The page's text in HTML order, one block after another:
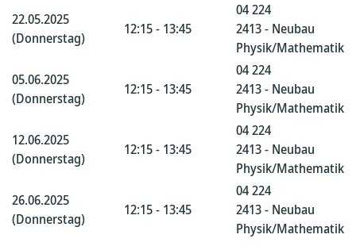
22.05.2025
(Donnerstag)
12:15 - 13:45
04 224
2413 - Neubau
Physik/Mathematik
05.06.2025
(Donnerstag)
12:15 - 13:45
04 224
2413 - Neubau
Physik/Mathematik
12.06.2025
(Donnerstag)
12:15 - 13:45
04 224
2413 - Neubau
Physik/Mathematik
26.06.2025
(Donnerstag)
12:15 - 13:45
04 224
2413 - Neubau
Physik/Mathematik